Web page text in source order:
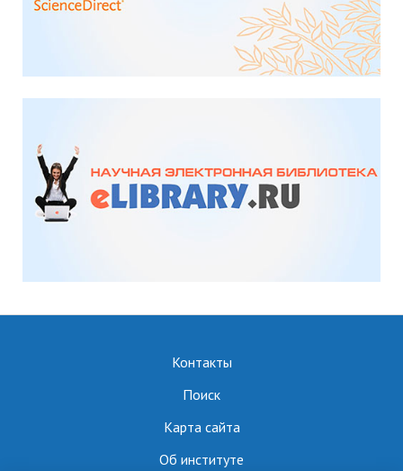
Контакты
Поиск
Карта сайта
Об институте